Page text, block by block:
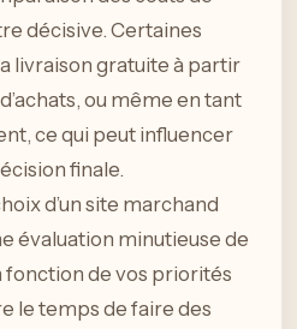
décisive. Certaines
livraison gratuite à partir
ou même en tant
ce qui peut influencer
finale.
d’un site marchand
évaluation minutieuse de
fonction de vos priorités
le temps de faire des